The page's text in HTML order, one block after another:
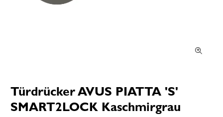
Türdrücker AVUS PIATTA 'S'
SMART2LOCK Kaschmirgrau